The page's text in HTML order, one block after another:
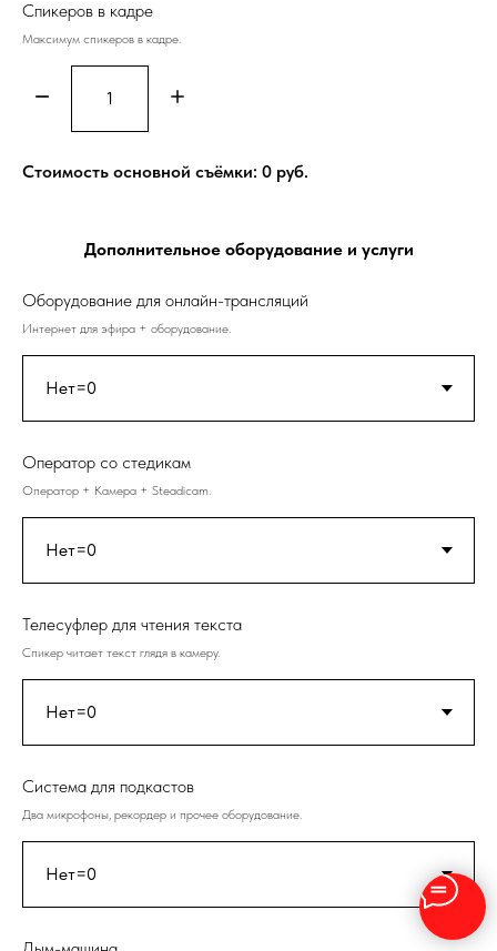
Спикеров в кадре
Максимум спикеров в кадре.
Стоимость основной съёмки: 0 руб.
Дополнительное оборудование и услуги
Оборудование для онлайн-трансляций
Интернет для эфира + оборудование.
Оператор со стедикам
Оператор + Камера + Steadicam.
Телесуфлер для чтения текста
Спикер читает текст глядя в камеру.
Система для подкастов
Два микрофоны, рекордер и прочее оборудование.